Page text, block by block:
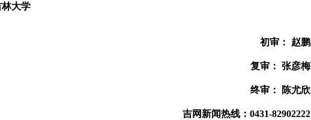
大学
初审： 赵鹏
复审： 张彦梅
终审： 陈尤欣
吉网新闻热线：0431-82902222